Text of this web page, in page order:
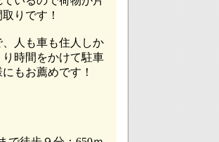
りです！
人も車も住人しか
時間をかけて駐車
もお薦めです！